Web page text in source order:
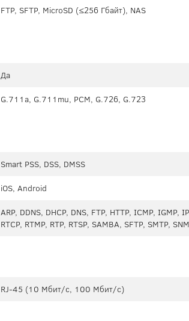
FTP, SFTP, MicroSD (≤256 Гбайт), NAS
Да
G.711a, G.711mu, PCM, G.726, G.723
Smart PSS, DSS, DMSS
iOS, Android
ARP, DDNS, DHCP, DNS, FTP, HTTP, ICMP,
RTCP, RTMP, RTP, RTSP, SAMBA, SFTP, SMTP,
RJ-45 (10 Мбит/с, 100 Мбит/с)